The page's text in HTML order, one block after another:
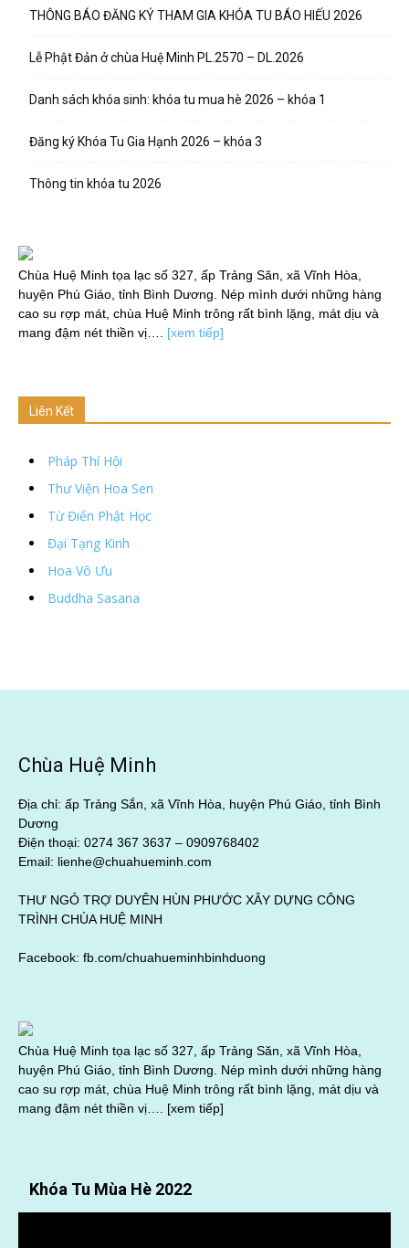
THÔNG BÁO ĐĂNG KÝ THAM GIA KHÓA TU BÁO HIẾU 2026
Lễ Phật Đản ở chùa Huệ Minh PL.2570 – DL.2026
Danh sách khóa sinh: khóa tu mua hè 2026 – khóa 1
Đăng ký Khóa Tu Gia Hạnh 2026 – khóa 3
Thông tin khóa tu 2026
Chùa Huệ Minh tọa lạc số 327, ấp Trảng Săn, xã Vĩnh Hòa,
huyện Phú Giáo, tỉnh Bình Dương. Nép mình dưới những hàng
cao su rợp mát, chùa Huệ Minh trông rất bình lặng, mát dịu và
mang đậm nét thiền vị…. [xem tiếp]
Liên Kết
Pháp Thí Hội
Thư Viện Hoa Sen
Từ Điển Phật Học
Đại Tạng Kinh
Hoa Vô Ưu
Buddha Sasana
Chùa Huệ Minh
Địa chỉ: ấp Trảng Sắn, xã Vĩnh Hòa, huyện Phú Giáo, tỉnh Bình
Dương
Điện thoại: 0274 367 3637 – 0909768402
Email: lienhe@chuahueminh.com
THƯ NGỎ TRỢ DUYÊN HÙN PHƯỚC XÂY DỰNG CÔNG
TRÌNH CHÙA HUỆ MINH
Facebook: fb.com/chuahueminhbinhduong
Chùa Huệ Minh tọa lạc số 327, ấp Trảng Săn, xã Vĩnh Hòa,
huyện Phú Giáo, tỉnh Bình Dương. Nép mình dưới những hàng
cao su rợp mát, chùa Huệ Minh trông rất bình lặng, mát dịu và
mang đậm nét thiền vị…. [xem tiếp]
Khóa Tu Mùa Hè 2022